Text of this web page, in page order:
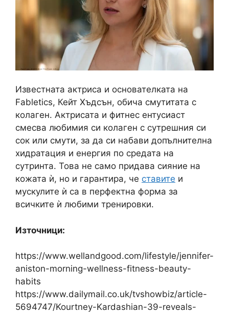
Известната актриса и основателката на
Fabletics, Кейт Хъдсън, обича смутитата с
колаген. Актрисата и фитнес ентусиаст
смесва любимия си колаген с сутрешния си
сок или смути, за да си набави допълнителна
хидратация и енергия по средата на
сутринта. Това не само придава сияние на
кожата ѝ, но и гарантира, че ставите и
мускулите ѝ са в перфектна форма за
всичките ѝ любими тренировки.
Източници:
https://www.wellandgood.com/lifestyle/jennifer-
aniston-morning-wellness-fitness-beauty-
habits
https://www.dailymail.co.uk/tvshowbiz/article-
5694747/Kourtney-Kardashian-39-reveals-